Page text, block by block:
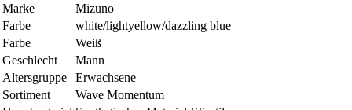
Marke
Mizuno
Farbe
white/lightyellow/dazzling blue
Farbe
Weiß
Geschlecht
Mann
Altersgruppe
Erwachsene
Sortiment
Wave Momentum